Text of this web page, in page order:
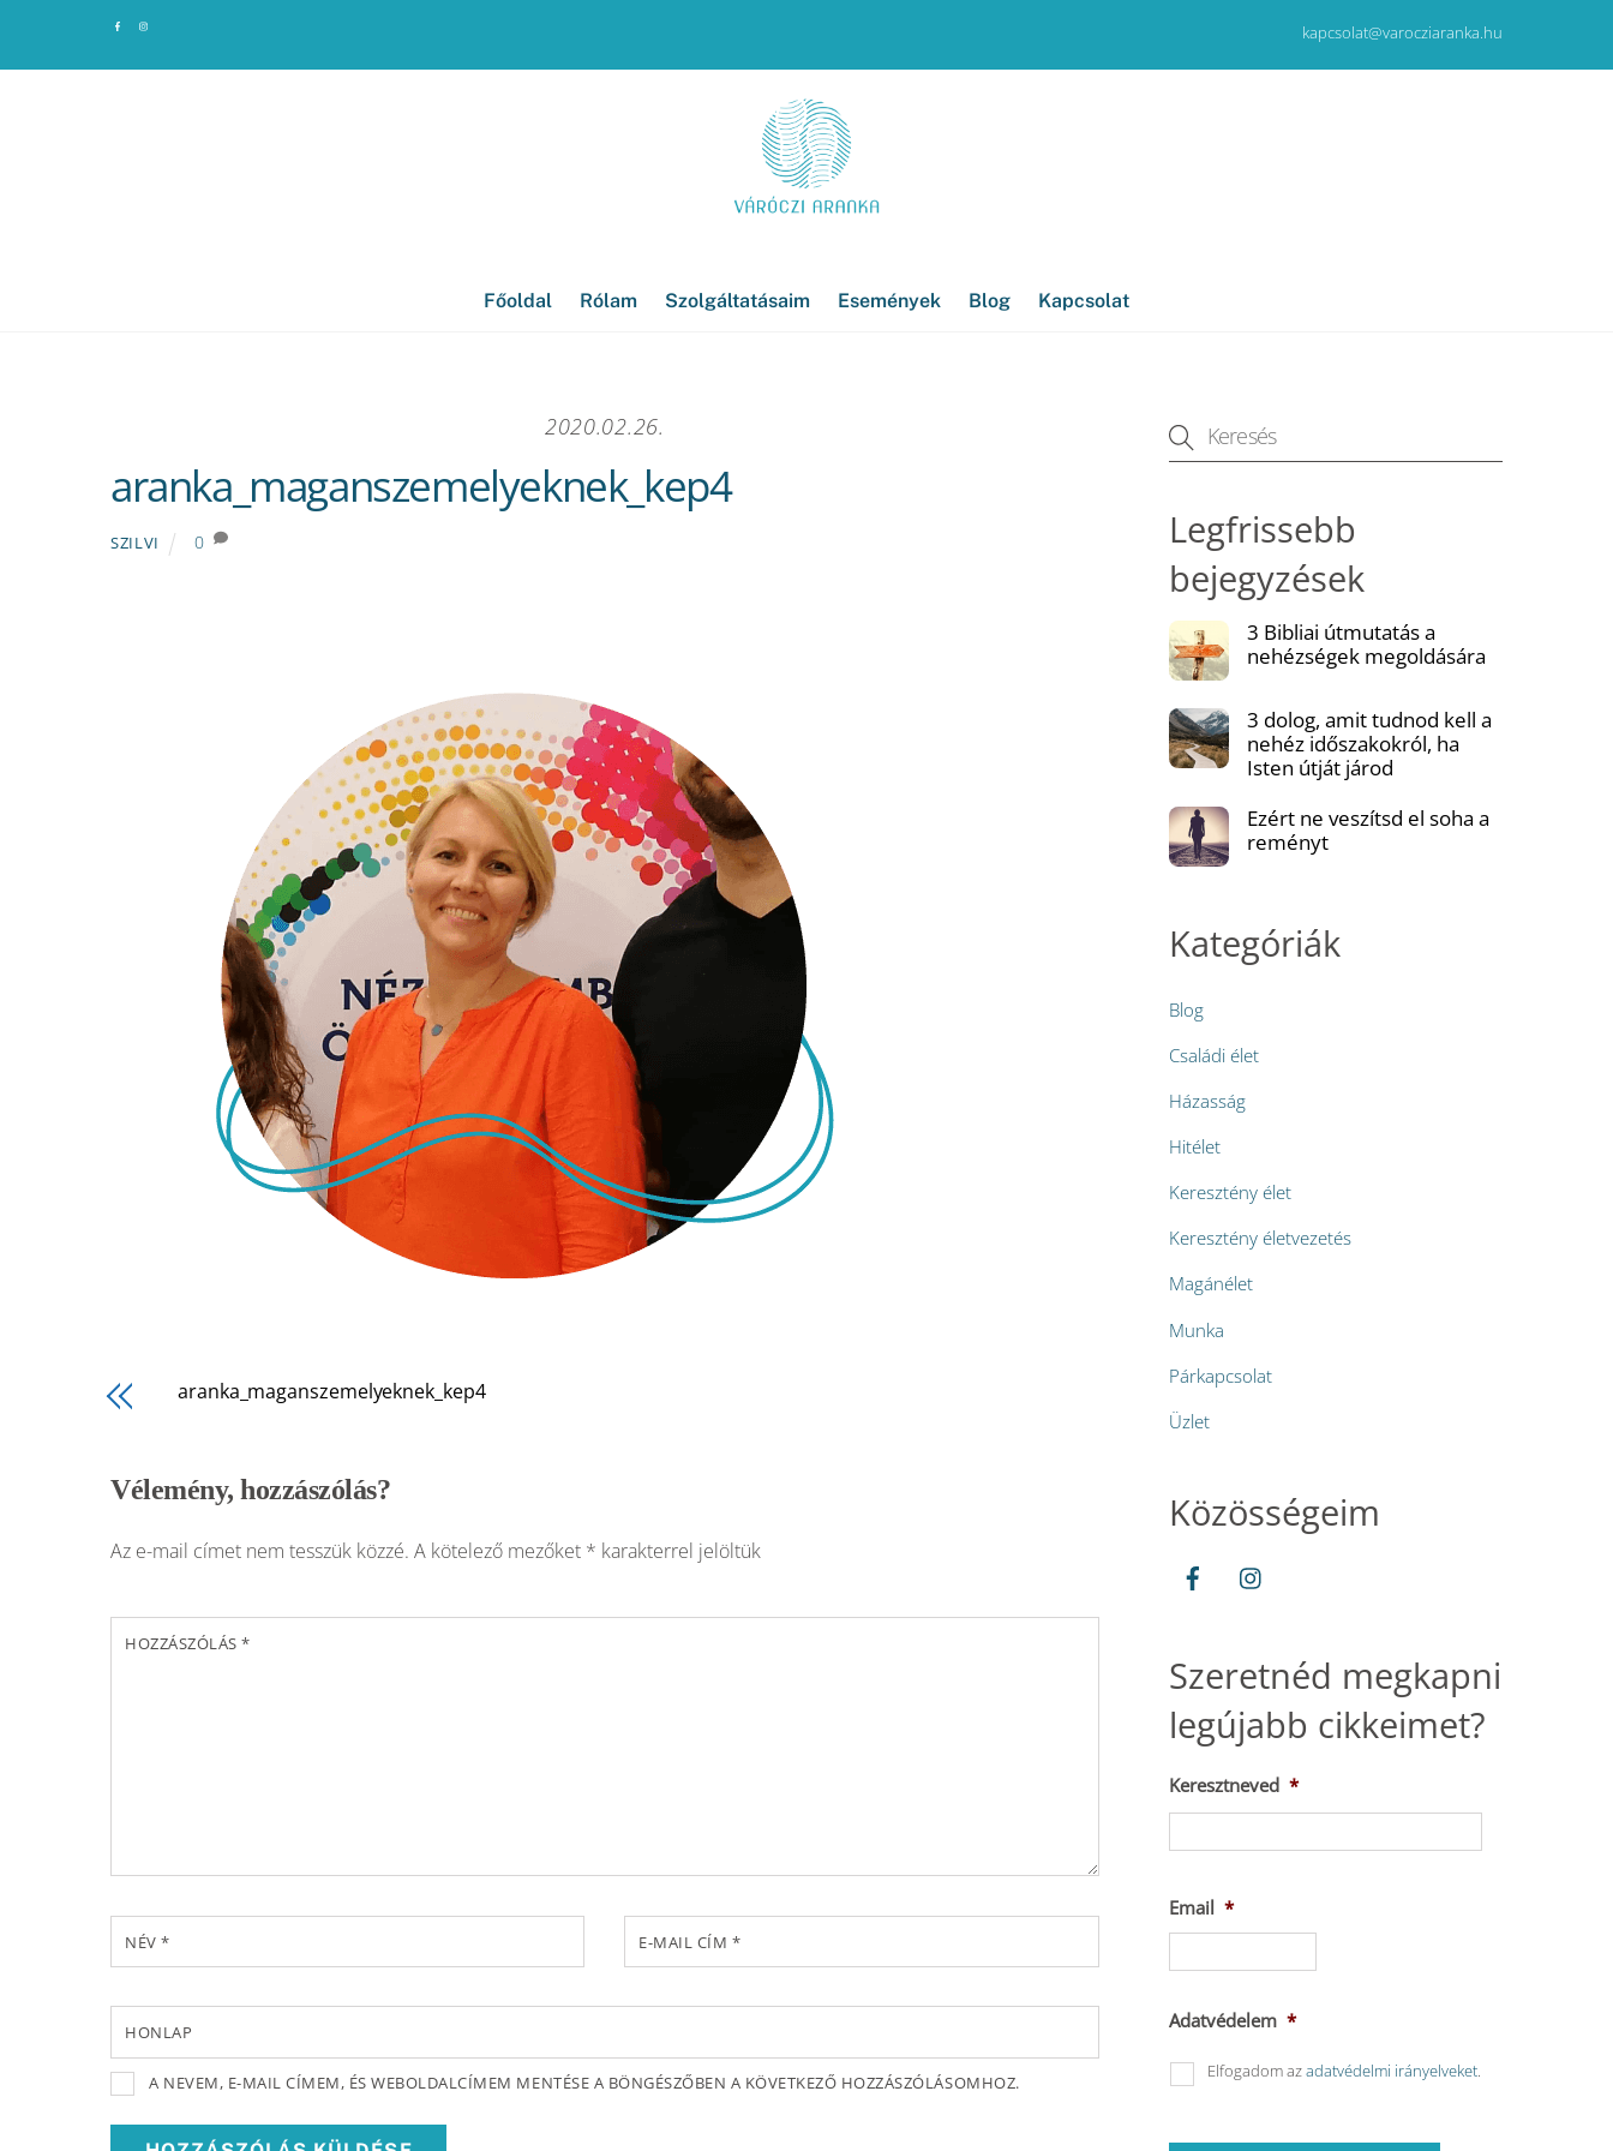
content
kapcsolat@varocziaranka.hu
Főoldal Rólam Szolgáltatásaim Események Blog Kapcsolat
2020.02.26.
aranka_maganszemelyeknek_kep4
SZILVI 0
aranka_maganszemelyeknek_kep4
Vélemény, hozzászólás?
Az e-mail címet nem tesszük közzé. A kötelező mezőket * karakterrel jelöltük
HOZZÁSZÓLÁS*
NÉV* E-MAIL CÍM *
HONLAP
A NEVEM, E-MAIL CÍMEM, ÉS WEBOLDALCÍMEM MENTÉSE A BÖNGÉSZŐBEN A KÖVETKEZŐ HOZZÁSZÓLÁSOMHOZ.
Legfrissebb
bejegyzések
3 Bibliai útmutatás a
nehézségek megoldására
3 dolog, amit tudnod kell a
nehéz időszakokról, ha
Isten útját járod
Ezért ne veszítsd el soha a
reményt
Kategóriák
Blog
Családi élet
Házasság
Hitélet
Keresztény élet
Keresztény életvezetés
Magánélet
Munka
Párkapcsolat
Üzlet
Közösségeim
Szeretnéd megkapni
legújabb cikkeimet?
Keresztneved *
Email *
Adatvédelem *
Elfogadom azadatvédelmi irányelveket.